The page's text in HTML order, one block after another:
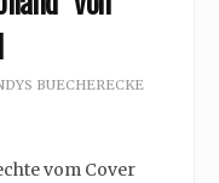
BUECHERECKE
vom Cover